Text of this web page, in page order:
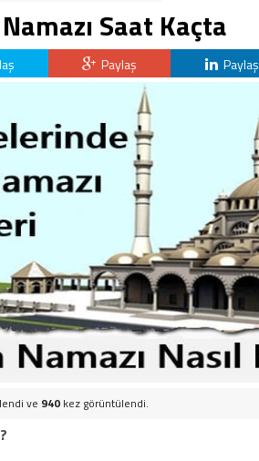
Saat Kaçta
Paylaş Paylaş
ve 940 kez görüntülendi.